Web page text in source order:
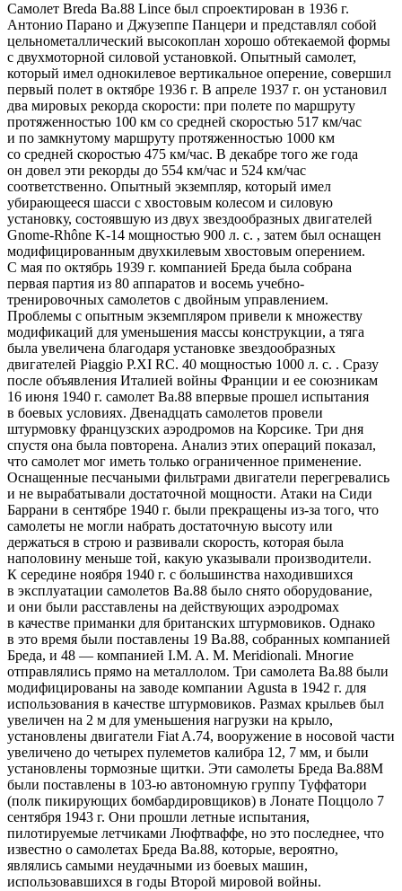
Самолет Breda Ba.88 Lince был спроектирован в 1936 г.
Антонио Парано и Джузеппе Панцери и представлял собой
цельнометаллический высокоплан хорошо обтекаемой формы
с двухмоторной силовой установкой. Опытный самолет,
который имел однокилевое вертикальное оперение, совершил
первый полет в октябре 1936 г. В апреле 1937 г. он установил
два мировых рекорда скорости: при полете по маршруту
протяженностью 100 км со средней скоростью 517 км/час
и по замкнутому маршруту протяженностью 1000 км
со средней скоростью 475 км/час. В декабре того же года
он довел эти рекорды до 554 км/час и 524 км/час
соответственно. Опытный экземпляр, который имел
убирающееся шасси с хвостовым колесом и силовую
установку, состоявшую из двух звездообразных двигателей
Gnome-Rhône K-14 мощностью 900 л. с. , затем был оснащен
модифицированным двухкилевым хвостовым оперением.
С мая по октябрь 1939 г. компанией Бреда была собрана
первая партия из 80 аппаратов и восемь учебно-
тренировочных самолетов с двойным управлением.
Проблемы с опытным экземпляром привели к множеству
модификаций для уменьшения массы конструкции, а тяга
была увеличена благодаря установке звездообразных
двигателей Piaggio P.XI RC. 40 мощностью 1000 л. с. . Сразу
после объявления Италией войны Франции и ее союзникам
16 июня 1940 г. самолет Ba.88 впервые прошел испытания
в боевых условиях. Двенадцать самолетов провели
штурмовку французских аэродромов на Корсике. Три дня
спустя она была повторена. Анализ этих операций показал,
что самолет мог иметь только ограниченное применение.
Оснащенные песчаными фильтрами двигатели перегревались
и не вырабатывали достаточной мощности. Атаки на Сиди
Баррани в сентябре 1940 г. были прекращены из-за того, что
самолеты не могли набрать достаточную высоту или
держаться в строю и развивали скорость, которая была
наполовину меньше той, какую указывали производители.
К середине ноября 1940 г. с большинства находившихся
в эксплуатации самолетов Ba.88 было снято оборудование,
и они были расставлены на действующих аэродромах
в качестве приманки для британских штурмовиков. Однако
в это время были поставлены 19 Ba.88, собранных компанией
Бреда, и 48 — компанией I.M. A. M. Meridionali. Многие
отправлялись прямо на металлолом. Три самолета Ba.88 были
модифицированы на заводе компании Agusta в 1942 г. для
использования в качестве штурмовиков. Размах крыльев был
увеличен на 2 м для уменьшения нагрузки на крыло,
установлены двигатели Fiat A.74, вооружение в носовой части
увеличено до четырех пулеметов калибра 12, 7 мм, и были
установлены тормозные щитки. Эти самолеты Бреда Ba.88M
были поставлены в 103-ю автономную группу Туффатори
(полк пикирующих бомбардировщиков) в Лонате Поццоло 7
сентября 1943 г. Они прошли летные испытания,
пилотируемые летчиками Люфтваффе, но это последнее, что
известно о самолетах Бреда Ba.88, которые, вероятно,
являлись самыми неудачными из боевых машин,
использовавшихся в годы Второй мировой войны.